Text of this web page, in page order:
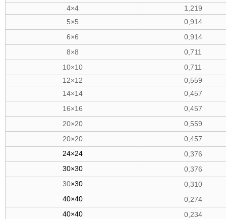
4×4
1,219
5×5
0,914
6×6
0,914
8×8
0,711
10×10
0,711
12×12
0,559
14×14
0,457
16×16
0,457
20×20
0,559
20×20
0,457
24×24
0,376
30×30
0,376
30×30
0,310
40×40
0,274
40×40
0,234